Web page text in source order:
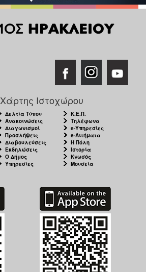
Χάρτης Ιστοχώρου
Δελτία Τύπου
Ανακοινώσεις
Διαγωνισμοί
Προσλήψεις
Διαβουλεύσεις
Εκδηλώσεις
Ο Δήμος
Υπηρεσίες
Κ.Ε.Π.
Τηλέφωνα
e-Υπηρεσίες
e-Αιτήματα
Η Πόλη
Ιστορία
Κνωσός
Μουσεία